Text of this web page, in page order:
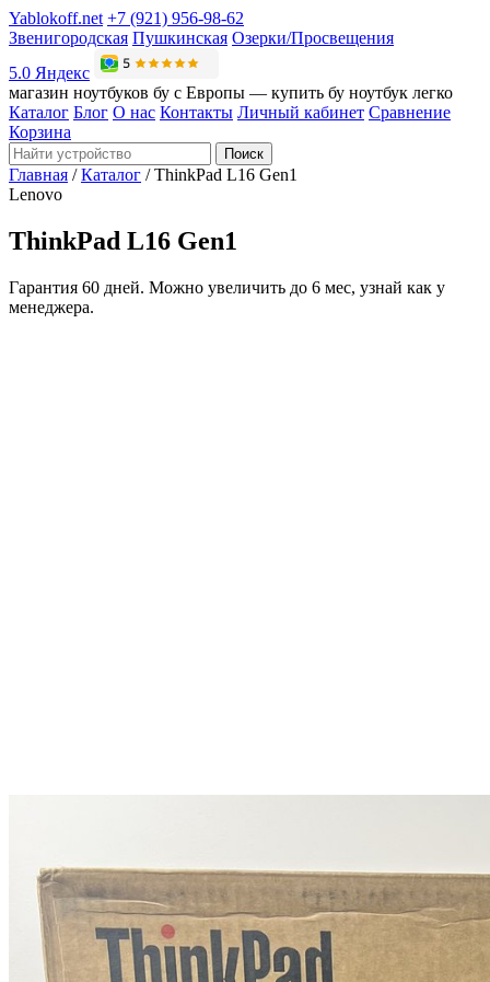
Yablokoff.net +7 (921) 956-98-62
Звенигородская Пушкинская Озерки/Просвещения
5.0 Яндекс
магазин ноутбуков бу с Европы — купить бу ноутбук легко
Каталог Блог О нас Контакты Личный кабинет Сравнение
Корзина
Поиск
Главная / Каталог / ThinkPad L16 Gen1
Lenovo
ThinkPad L16 Gen1
Гарантия 60 дней. Можно увеличить до 6 мес, узнай как у
менеджера.